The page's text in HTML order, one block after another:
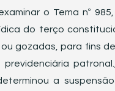
o Tema nº
do terço
gozadas, para fins
previdenciária
a